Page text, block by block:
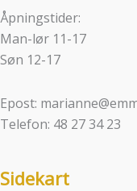
Åpningstider:
Man-lør 11-17
Søn 12-17
Epost:
Telefon: 48 27 34 23
Sidekart